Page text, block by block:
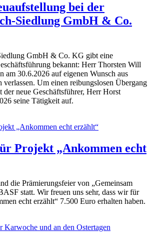
bei der
Siedlung GmbH & Co.
GmbH & Co. KG gibt eine
bekannt: Herr Thorsten Will
am 30.6.2026 auf eigenen Wunsch aus
verlassen. Um einen reibungslosen Übergang
der neue Geschäftsführer, Herr Horst
seine Tätigkeit auf.
Projekt „Ankommen echt
die Prämierungsfeier von „Gemeinsam
statt. Wir freuen uns sehr, dass wir für
echt erzählt“ 7.500 Euro erhalten haben.